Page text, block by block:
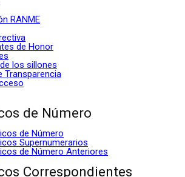
RANME
de Honor
los sillones
Transparencia
de Número
de Número
Supernumerarios
de Número Anteriores
Correspondientes